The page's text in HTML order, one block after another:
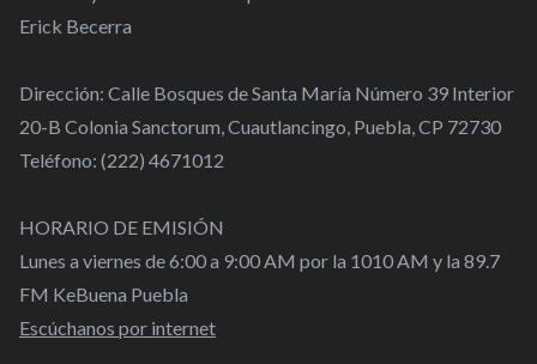
Erick Becerra
Dirección: Calle Bosques de Santa María Número 39 Interior
20-B Colonia Sanctorum, Cuautlancingo, Puebla, CP 72730
Teléfono: (222) 4671012
HORARIO DE EMISIÓN
Lunes a viernes de 6:00 a 9:00 AM por la 1010 AM y la 89.7
FM KeBuena Puebla
Escúchanos por internet